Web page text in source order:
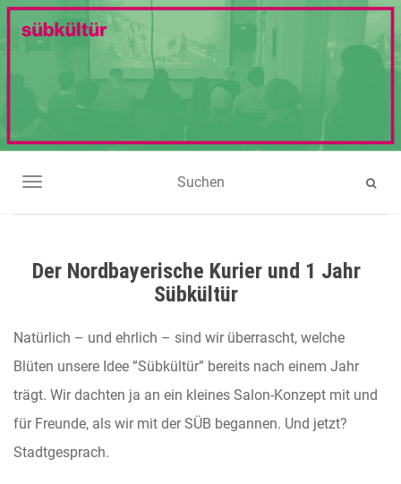
NAVIGATION UMSCHALTEN
Der Nordbayerische Kurier und 1 Jahr
Sübkültür
Natürlich – und ehrlich – sind wir überrascht, welche
Blüten unsere Idee ”Sübkültür” bereits nach einem Jahr
trägt. Wir dachten ja an ein kleines Salon-Konzept mit und
für Freunde, als wir mit der SÜB begannen. Und jetzt?
Stadtgesprach.